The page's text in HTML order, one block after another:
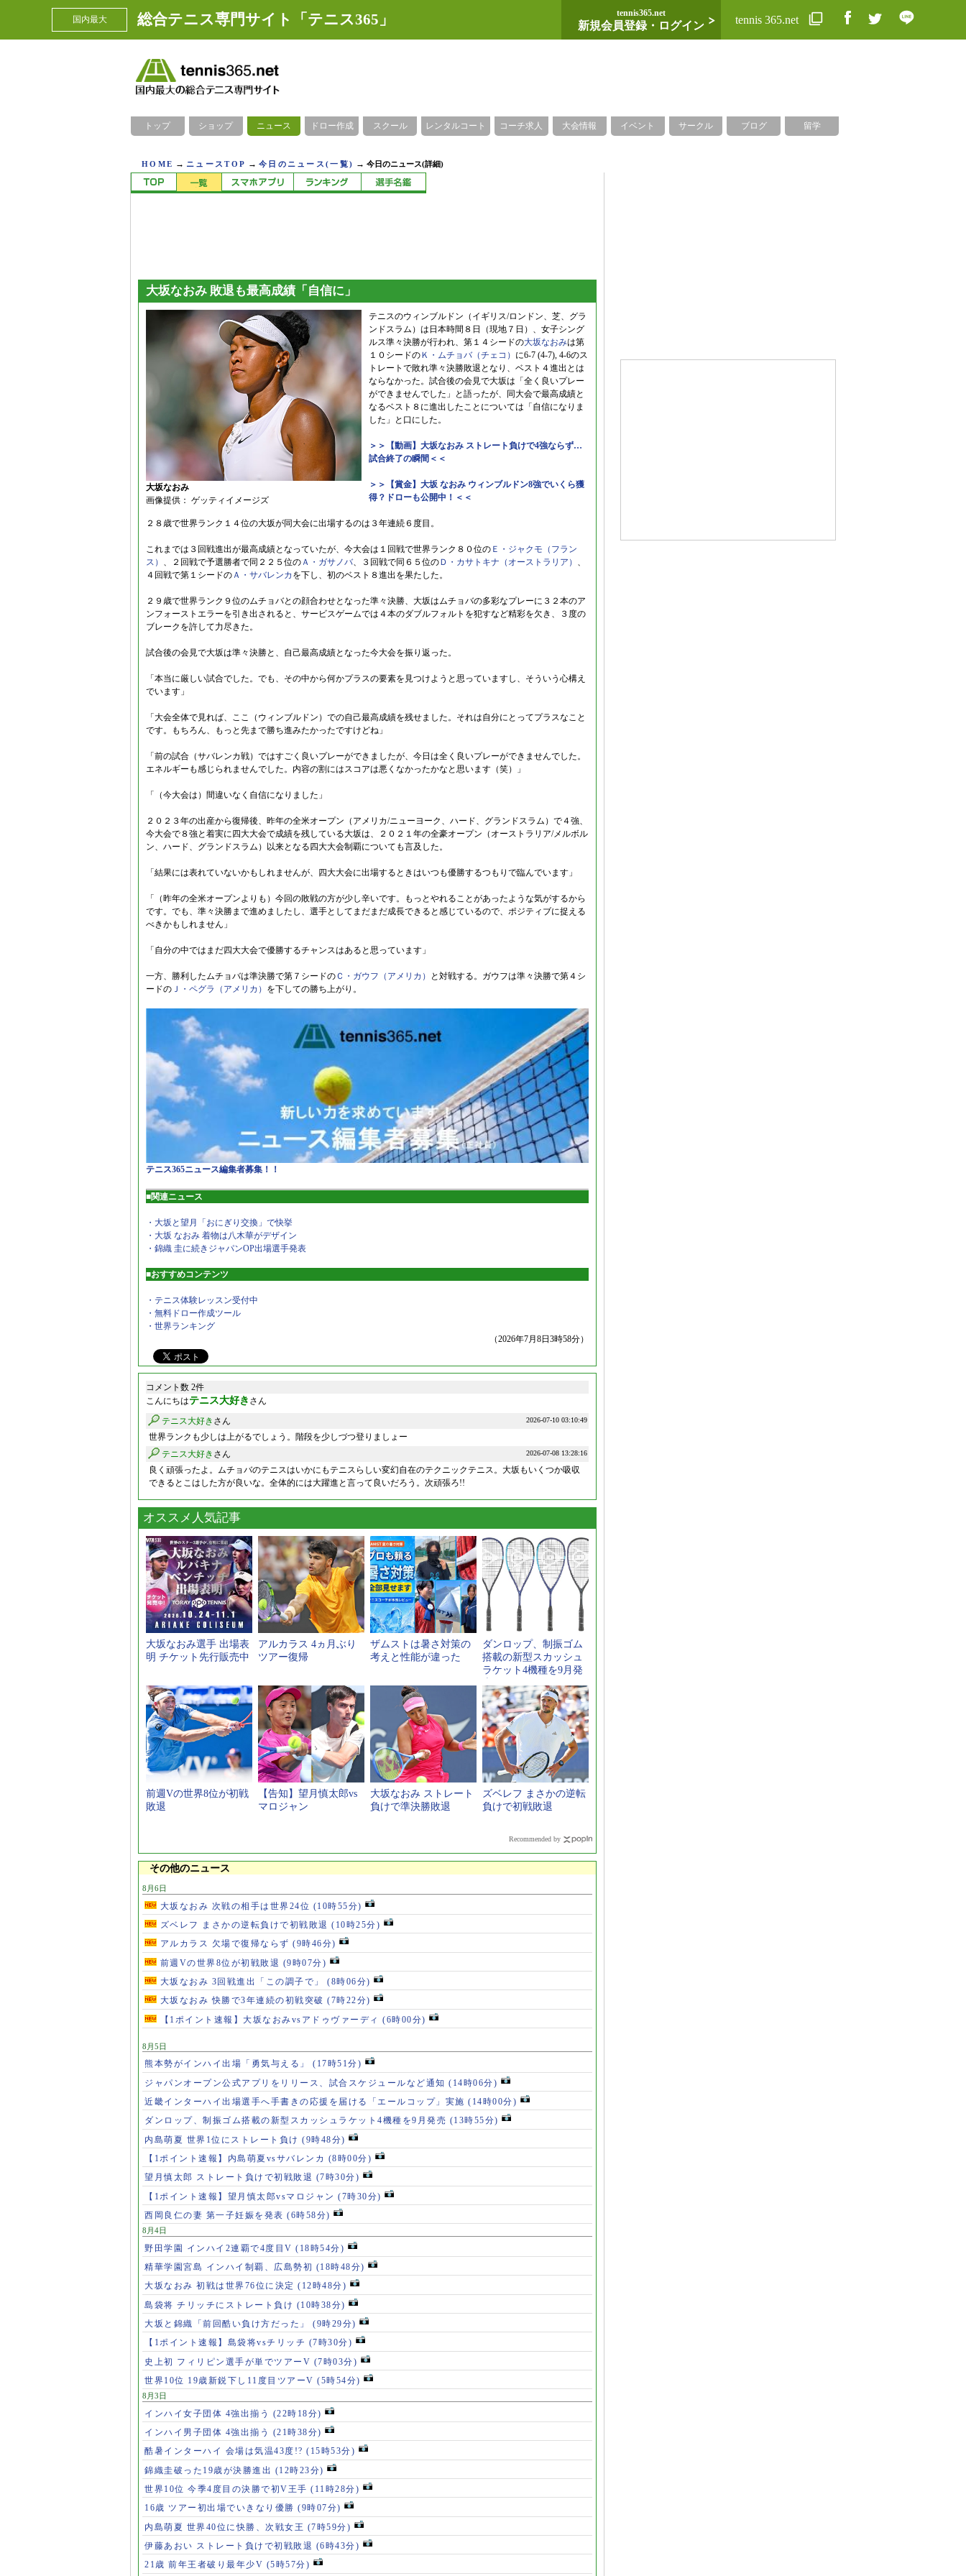
国内最大 総合テニス専門サイト「テニス365」 tennis365.net
新規会員登録・ログイン tennis 365.net
トップ ショップ ニュース ドロー作成 スクール レンタルコート コーチ求人 大会情報 イベント サークル ブログ 留学
HOME → ニュースTOP →今日のニュース(一覧) →今日のニュース(詳細)
大坂なおみ 敗退も最高成績「自信に」
大坂なおみ
画像提供： ゲッティイメージズ
テニスのウィンブルドン（イギリス/ロンドン、芝、グラ
ンドスラム）は日本時間８日（現地７日）、女子シング
ルス準々決勝が行われ、第１４シードの大坂なおみは第
１０シードのＫ・ムチョバ（チェコ） に6-7 (4-7), 4-6のス
トレートで敗れ準々決勝敗退となり、ベスト４進出とは
ならなかった。試合後の会見で大坂は「全く良いプレー
ができませんでした」と語ったが、同大会で最高成績と
なるベスト８に進出したことについては「自信になりま
した」と口にした。
＞＞【動画】大坂なおみ ストレート負けで4強ならず…
試合終了の瞬間＜＜
＞＞【賞金】大坂 なおみ ウィンブルドン8強でいくら獲
得？ドローも公開中！＜＜
２８歳で世界ランク１４位の大坂が同大会に出場するのは３年連続６度目。
これまでは３回戦進出が最高成績となっていたが、今大会は１回戦で世界ランク８０位の Ｅ・ジャクモ（フラン
ス） 、２回戦で予選勝者で同２２５位のＡ・ガサノバ、３回戦で同６５位のＤ・カサトキナ（オーストラリア） 、
４回戦で第１シードのＡ・サバレンカ を下し、初のベスト８進出を果たした。
２９歳で世界ランク９位のムチョバとの顔合わせとなった準々決勝、大坂はムチョバの多彩なプレーに３２本のア
ンフォーストエラーを引き出されると、サービスゲームでは４本のダブルフォルトを犯すなど精彩を欠き、３度の
ブレークを許して力尽きた。
試合後の会見で大坂は準々決勝と、自己最高成績となった今大会を振り返った。
「本当に厳しい試合でした。でも、その中から何かプラスの要素を見つけようと思っていますし、そういう心構え
でいます」
「大会全体で見れば、ここ（ウィンブルドン）での自己最高成績を残せました。それは自分にとってプラスなこと
です。もちろん、もっと先まで勝ち進みたかったですけどね」
「前の試合（サバレンカ戦）ではすごく良いプレーができましたが、今日は全く良いプレーができませんでした。
エネルギーも感じられませんでした。内容の割にはスコアは悪くなかったかなと思います（笑）」
「（今大会は）間違いなく自信になりました」
２０２３年の出産から復帰後、昨年の全米オープン（アメリカ/ニューヨーク、ハード、グランドスラム）で４強、
今大会で８強と着実に四大大会で成績を残している大坂は、２０２１年の全豪オープン（オーストラリア/メルボル
ン、ハード、グランドスラム）以来となる四大大会制覇についても言及した。
「結果には表れていないかもしれませんが、四大大会に出場するときはいつも優勝するつもりで臨んでいます」
「（昨年の全米オープンよりも）今回の敗戦の方が少し辛いです。もっとやれることがあったような気がするから
です。でも、準々決勝まで進めましたし、選手としてまだまだ成長できると感じているので、ポジティブに捉える
べきかもしれません」
「自分の中ではまだ四大大会で優勝するチャンスはあると思っています」
一方、勝利したムチョバは準決勝で第７シードのＣ・ガウフ（アメリカ）
と対戦する。ガウフは準々決勝で第４シ
ードの Ｊ・ペグラ（アメリカ） を下しての勝ち上がり。
テニス365ニュース編集者募集！！
■関連ニュース
・大坂と望月「おにぎり交換」で快挙
・大坂 なおみ 着物は八木華がデザイン
・錦織 圭に続きジャパンOP出場選手発表
■おすすめコンテンツ
・テニス体験レッスン受付中
・無料ドロー作成ツール
・世界ランキング
（2026年7月8日3時58分）
コメント数 2件
こんにちはテニス大好き さん
2026-07-10 03:10:49
テニス大好き さん
世界ランクも少しは上がるでしょう。階段を少しづつ登りましょー
2026-07-08 13:28:16
テニス大好き さん
良く頑張ったよ。ムチョバのテニスはいかにもテニスらしい変幻自在のテクニックテニス。大坂もいくつか吸収
できるとこはした方が良いな。全体的には大躍進と言って良いだろう。次頑張ろ!!
オススメ人気記事
大坂なおみ選手 出場表
明 チケット先行販売中
アルカラス 4ヵ月ぶり
ツアー復帰
ザムストは暑さ対策の
考えと性能が違った
ダンロップ、制振ゴム
搭載の新型スカッシュ
ラケット4機種を9月発
売
前週Vの世界8位が初戦
敗退
【告知】望月慎太郎vs
マロジャン
大坂なおみ ストレート
負けで準決勝敗退
ズベレフ まさかの逆転
負けで初戦敗退
Recommended by
その他のニュース
8月6日
大坂なおみ 次戦の相手は世界24位 (10時55分)
ズベレフ まさかの逆転負けで初戦敗退 (10時25分)
アルカラス 欠場で復帰ならず (9時46分)
前週Vの世界8位が初戦敗退 (9時07分)
大坂なおみ 3回戦進出「この調子で」 (8時06分)
大坂なおみ 快勝で3年連続の初戦突破 (7時22分)
【1ポイント速報】大坂なおみvsアドゥヴァーディ (6時00分)
8月5日
熊本勢がインハイ出場「勇気与える」 (17時51分)
ジャパンオープン公式アプリをリリース、試合スケジュールなど通知 (14時06分)
近畿インターハイ出場選手へ手書きの応援を届ける「エールコップ」実施 (14時00分)
ダンロップ、制振ゴム搭載の新型スカッシュラケット4機種を9月発売 (13時55分)
内島萌夏 世界1位にストレート負け (9時48分)
【1ポイント速報】内島萌夏vsサバレンカ (8時00分)
望月慎太郎 ストレート負けで初戦敗退 (7時30分)
【1ポイント速報】望月慎太郎vsマロジャン (7時30分)
西岡良仁の妻 第一子妊娠を発表 (6時58分)
8月4日
野田学園 インハイ2連覇で4度目V (18時54分)
精華学園宮島 インハイ制覇、広島勢初 (18時48分)
大坂なおみ 初戦は世界76位に決定 (12時48分)
島袋将 チリッチにストレート負け (10時38分)
大坂と錦織「前回酷い負け方だった」 (9時29分)
【1ポイント速報】島袋将vsチリッチ (7時30分)
史上初 フィリピン選手が単でツアーV (7時03分)
世界10位 19歳新鋭下し11度目ツアーV (5時54分)
8月3日
インハイ女子団体 4強出揃う (22時18分)
インハイ男子団体 4強出揃う (21時38分)
酷暑インターハイ 会場は気温43度!? (15時53分)
錦織圭破った19歳が決勝進出 (12時23分)
世界10位 今季4度目の決勝で初V王手 (11時28分)
16歳 ツアー初出場でいきなり優勝 (9時07分)
内島萌夏 世界40位に快勝、次戦女王 (7時59分)
伊藤あおい ストレート負けで初戦敗退 (6時43分)
21歳 前年王者破り最年少V (5時57分)